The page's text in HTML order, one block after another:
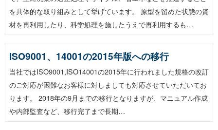
を具体的な取り組みとして挙げています。 原型を留めた状態の資
材を再利用したり、科学処理を施したうえで再利用するも…
ISO9001、14001の2015年版への移行
当社ではISO9001,ISO14001の2015年に行われました規格の改訂
のご対応が困難なお客様に対しましても対応させていただいてお
ります。 2018年の9月までの移行となりますが、マニュアル作成
や内部監査など、移行完了まで長期…